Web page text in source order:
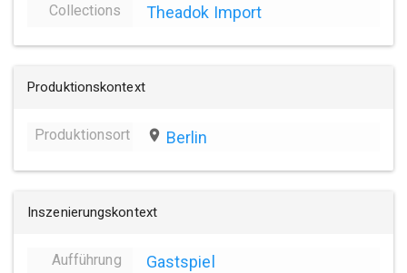
Collections Theadok Import
Produktionskontext
Produktionsort place Berlin
Inszenierungskontext
Aufführung Gastspiel